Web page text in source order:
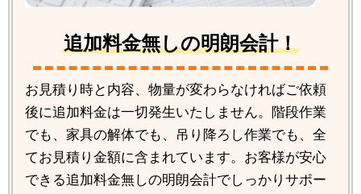
追加料金無しの明朗会計！
お見積り時と内容、物量が変わらなければご依頼
後に追加料金は一切発生いたしません。階段作業
でも、家具の解体でも、吊り降ろし作業でも、全
てお見積り金額に含まれています。お客様が安心
できる追加料金無しの明朗会計でしっかりサポー